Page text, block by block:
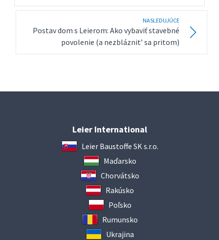
NASLEDUJÚCE
Postav dom s Leierom: Ako vybaviť stavebné
povolenie (a nezbláznit’ sa pritom)
Leier International
Leier Baustoffe SK s.r.o.
Maďarsko
Chorvátsko
Rakúsko
Poľsko
Rumunsko
Ukrajina